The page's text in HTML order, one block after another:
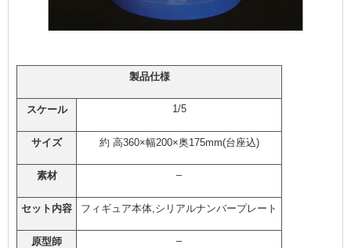
製品仕様
スケール 1/5
サイズ 約 高360×幅200×奥175mm(台座込)
素材 –
セット内容 フィギュア本体,シリアルナンバープレート
原型師 –